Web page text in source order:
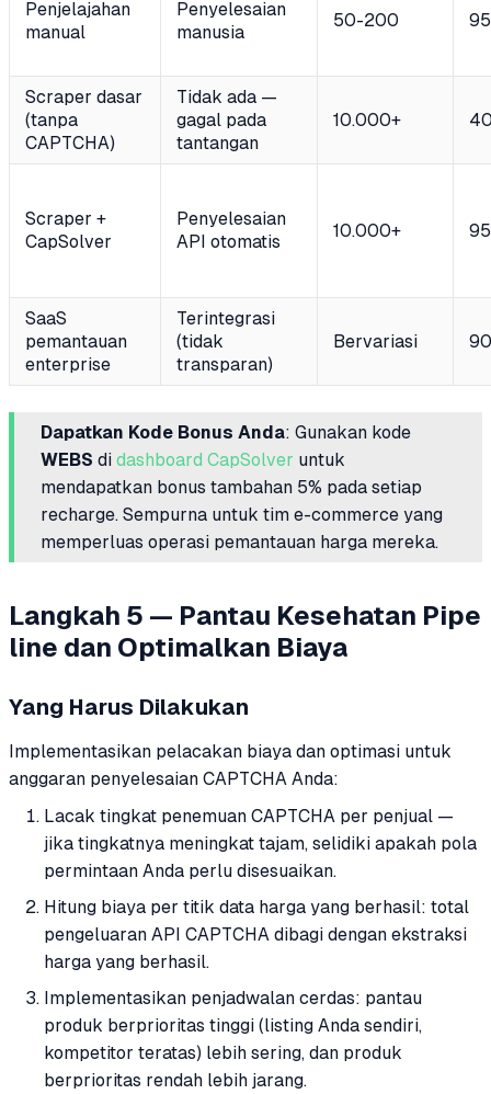
Penjelajahan
manual
Penyelesaian
manusia
50-200
Scraper dasar
(tanpa
CAPTCHA)
Tidak ada —
gagal pada
tantangan
10.000+
Scraper +
CapSolver
Penyelesaian
API otomatis
10.000+
SaaS
pemantauan
enterprise
Terintegrasi
(tidak
transparan)
Bervariasi
Dapatkan Kode Bonus Anda: Gunakan kode
WEBS di dashboard CapSolver untuk
mendapatkan bonus tambahan 5% pada setiap
recharge. Sempurna untuk tim e-commerce yang
memperluas operasi pemantauan harga mereka.
Langkah 5 — Pantau Kesehatan Pipe
line dan Optimalkan Biaya
Yang Harus Dilakukan
Implementasikan pelacakan biaya dan optimasi untuk
anggaran penyelesaian CAPTCHA Anda:
Lacak tingkat penemuan CAPTCHA per penjual —
jika tingkatnya meningkat tajam, selidiki apakah pola
permintaan Anda perlu disesuaikan.
Hitung biaya per titik data harga yang berhasil: total
pengeluaran API CAPTCHA dibagi dengan ekstraksi
harga yang berhasil.
Implementasikan penjadwalan cerdas: pantau
produk berprioritas tinggi (listing Anda sendiri,
kompetitor teratas) lebih sering, dan produk
berprioritas rendah lebih jarang.